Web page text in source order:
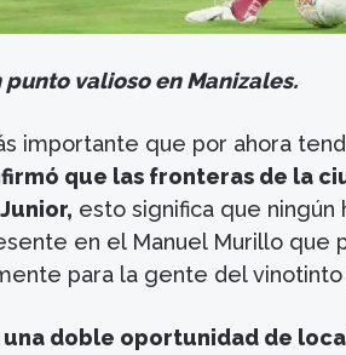
punto valioso en Manizales.
importante que por ahora
que las fronteras de la
esto significa que ningún
en el Manuel Murillo que
para la gente del vinotinto
doble oportunidad de